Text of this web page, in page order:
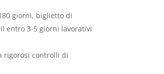
giorni, biglietto di
entro 3-5 giorni lavorativi
rigorosi controlli di